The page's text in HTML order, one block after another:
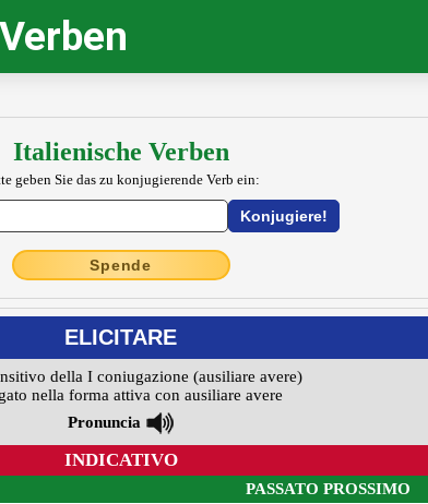
Italienische Verben
geben Sie das zu konjugierende Verb ein:
Spende
ELICITARE
della I coniugazione (ausiliare avere)
nella forma attiva con ausiliare avere
Pronuncia
INDICATIVO
PASSATO PROSSIMO